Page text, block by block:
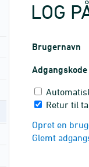
LOG
Brugernavn
Adgangskode
Retur til
Opret en
Glemt